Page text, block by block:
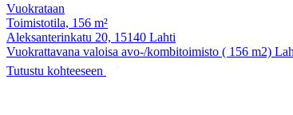
Vuokrataan
Toimistotila, 156 m²
Aleksanterinkatu 20, 15140 Lahti
Vuokrattavana valoisa avo-/kombitoimisto ( 156 m2)
Tutustu kohteeseen